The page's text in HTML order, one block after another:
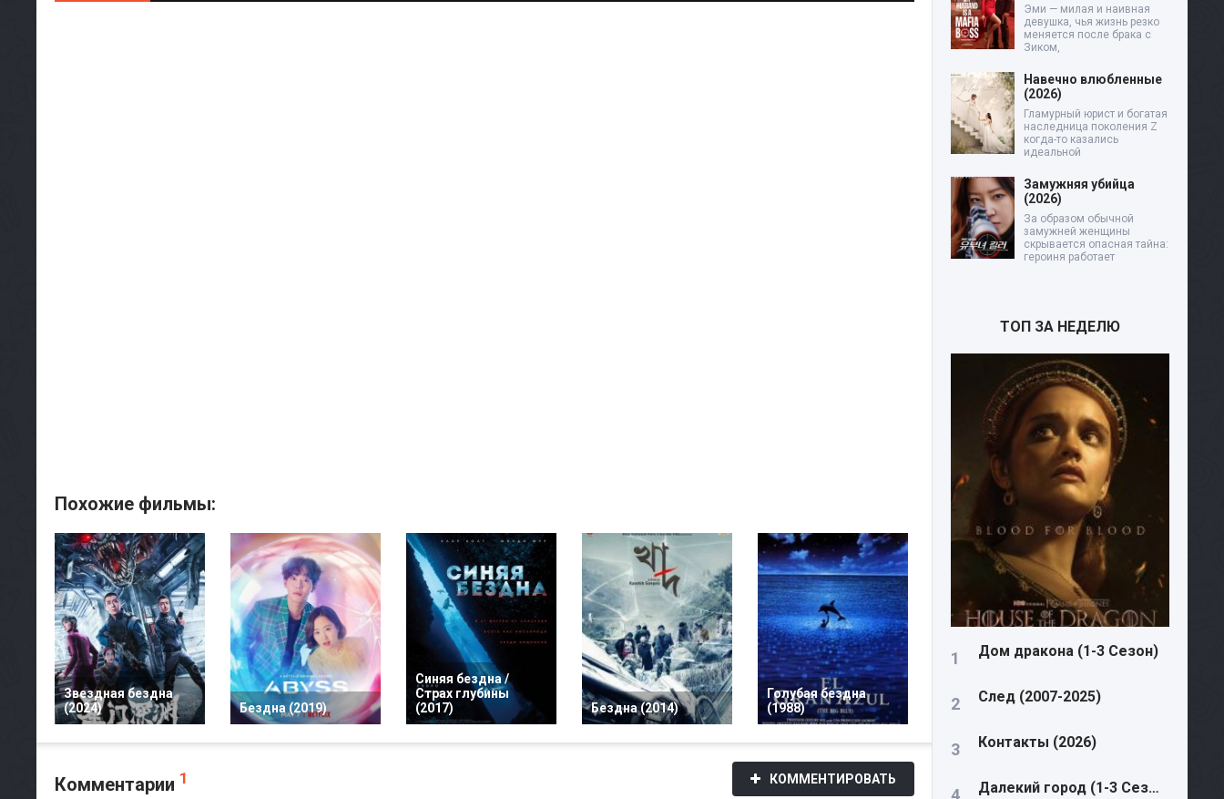
Похожие фильмы:
Звездная бездна
(2024)
Бездна (2019)
Синяя бездна /
Страх глубины
(2017)
Бездна (2014)
Голубая бездна
(1988)
Комментарии 1 КОММЕНТИРОВАТЬ
Эми — милая и наивная
девушка, чья жизнь резко
меняется после брака с
Зиком,
Навечно влюбленные
(2026)
Гламурный юрист и богатая
наследница поколения Z
когда-то казались
идеальной
Замужняя убийца
(2026)
За образом обычной
замужней женщины
скрывается опасная тайна:
героиня работает
ТОП ЗА НЕДЕЛЮ
Дом дракона (1-3 Сезон)
След (2007-2025)
Контакты (2026)
Далекий город (1-3 Сезон)